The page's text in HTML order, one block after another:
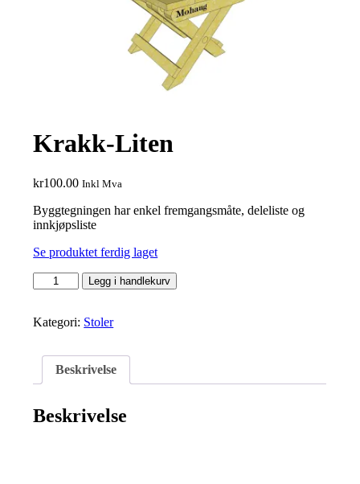
Krakk-Liten
kr100.00 Inkl Mva
Byggtegningen har enkel fremgangsmåte, deleliste og
innkjøpsliste
Se produktet ferdig laget
Krakk-
Liten
Legg i handlekurv
Kategori: Stoler
Beskrivelse
Beskrivelse